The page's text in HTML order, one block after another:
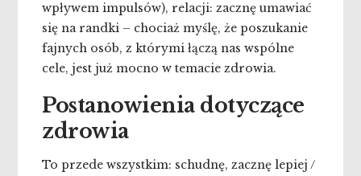
wpływem impulsów), relacji: zacznę umawiać
się na randki – chociaż myślę, że poszukanie
fajnych osób, z którymi łączą nas wspólne
cele, jest już mocno w temacie zdrowia.
Postanowienia dotyczące
zdrowia
To przede wszystkim: schudnę, zacznę lepiej /